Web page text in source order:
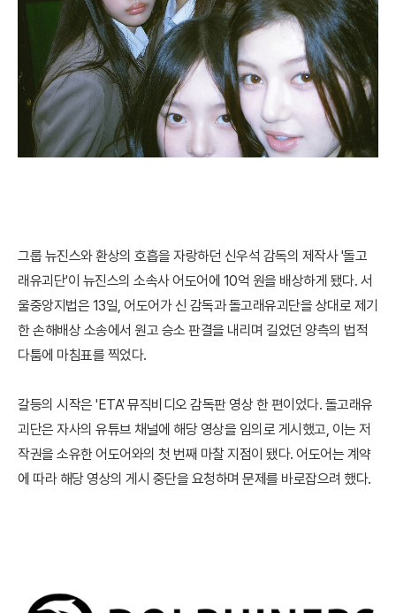
그룹 뉴진스와 환상의 호흡을 자랑하던 신우석 감독의 제작사 '돌고
래유괴단'이 뉴진스의 소속사 어도어에 10억 원을 배상하게 됐다. 서
울중앙지법은 13일, 어도어가 신 감독과 돌고래유괴단을 상대로 제기
한 손해배상 소송에서 원고 승소 판결을 내리며 길었던 양측의 법적
다툼에 마침표를 찍었다.
갈등의 시작은 'ETA' 뮤직비디오 감독판 영상 한 편이었다. 돌고래유
괴단은 자사의 유튜브 채널에 해당 영상을 임의로 게시했고, 이는 저
작권을 소유한 어도어와의 첫 번째 마찰 지점이 됐다. 어도어는 계약
에 따라 해당 영상의 게시 중단을 요청하며 문제를 바로잡으려 했다.